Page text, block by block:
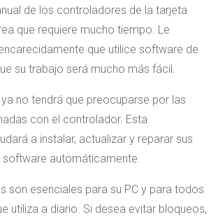
de los controladores de la tarjeta
que requiere mucho tiempo. Le
que utilice software de
su trabajo será mucho más fácil.
no tendrá que preocuparse por las
con el controlador. Esta
a instalar, actualizar y reparar sus
automáticamente.
son esenciales para su PC y para todos
utiliza a diario. Si desea evitar bloqueos,